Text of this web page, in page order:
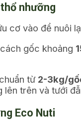
nhưỡng
cơ vào để nuôi
gốc khoảng
từ 2-3kg/
trên và tưới
Eco Nuti